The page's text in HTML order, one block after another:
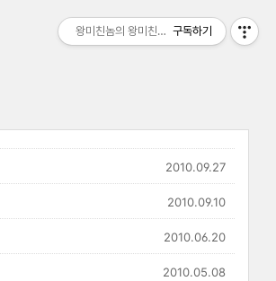
2010.09.27
2010.09.10
2010.06.20
2010.05.08
왕미친놈의 왕미친세상구독하기